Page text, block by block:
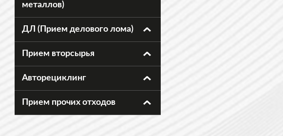
металлов)
ДЛ (Прием делового лома)
Прием вторсырья
Авторециклинг
Прием прочих отходов